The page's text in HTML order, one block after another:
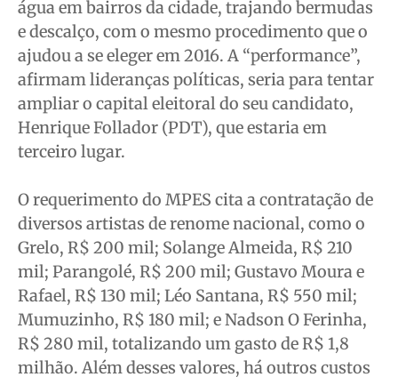
água em bairros da cidade, trajando bermudas
e descalço, com o mesmo procedimento que o
ajudou a se eleger em 2016. A “performance”,
afirmam lideranças políticas, seria para tentar
ampliar o capital eleitoral do seu candidato,
Henrique Follador (PDT), que estaria em
terceiro lugar.
O requerimento do MPES cita a contratação de
diversos artistas de renome nacional, como o
Grelo, R$ 200 mil; Solange Almeida, R$ 210
mil; Parangolé, R$ 200 mil; Gustavo Moura e
Rafael, R$ 130 mil; Léo Santana, R$ 550 mil;
Mumuzinho, R$ 180 mil; e Nadson O Ferinha,
R$ 280 mil, totalizando um gasto de R$ 1,8
milhão. Além desses valores, há outros custos